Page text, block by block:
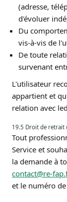
(adresse,
d'évoluer
Du
vis-à-vis de
De toute
survenant
L'utilisateur
appartient et
relation avec
19.5 Droit de retrait
Tout
Service et
la demande à
contact@re-
et le numéro